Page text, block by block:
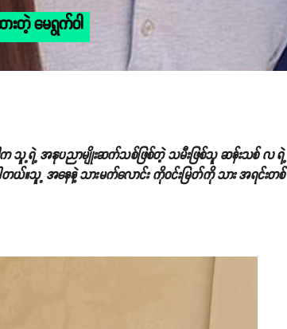
တဲ့ မေရွက်ဝါ
သူ့ရဲ့ အနုပညာမျိုးဆက်သစ်ဖြစ်တဲ့ သမီးဖြစ်သူ ဆန်းသစ် လ ရဲ့
ါတယ်။သူ့ အနေနဲ့ သားမက်လောင်း ကိုဝင်းမြတ်ကို သား အရင်းတစ်